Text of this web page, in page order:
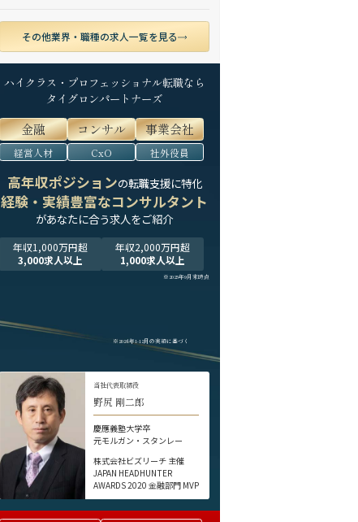
その他業界・職種の求人一覧を見る
ハイクラス・プロフェッショナル転職なら
タイグロンパートナーズ
金融 コンサル 事業会社
経営人材 CxO 社外役員
高年収ポジションの転職支援に特化
経験・実績豊富なコンサルタント
があなたに合う求人をご紹介
年収1,000万円超
3,000求人以上
年収2,000万円超
1,000求人以上
※2025年9月末時点
※2024年1-12月の実績に基づく
当社代表取締役
野尻 剛二郎
慶應義塾大学卒
元モルガン・スタンレー
株式会社ビズリーチ 主催
JAPAN HEADHUNTER
AWARDS 2020 金融部門 MVP